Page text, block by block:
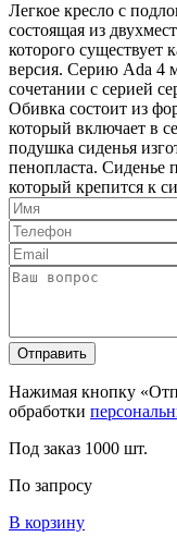
Легкое кресло с
состоящая из
которого существует
версия. Серию Ada 4
сочетании с серией
Обивка состоит из
который включает в
подушка сиденья
пенопласта. Сиденье
который крепится к
Отправить
Нажимая кнопку
обработки
Под заказ 1000 шт.
По запросу
В корзину